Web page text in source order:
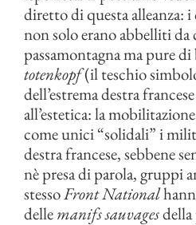
diretto di questa alleanza:
non solo erano abbelliti da
passamontagna ma pure
totenkopf(il teschio
dell’estrema destra
all’estetica: la
come unici “solidali” i
destra francese, sebbene
nè presa di parola, gruppi
stessoFront National
dellemanifs sauvages